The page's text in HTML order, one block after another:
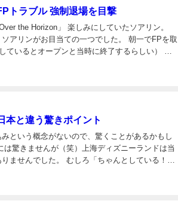
トラブル 強制退場を目撃
the Horizon」 楽しみにしていたソアリン。
アリンがお目当ての一つでした。 朝一でFPを取
ているとオープンと当時に終了するらしい） こ
本と違う驚きポイント
という概念がないので、驚くことがあるかもし
驚きませんが（笑）上海ディズニーランドは当
ませんでした。 むしろ「ちゃんとしている！」